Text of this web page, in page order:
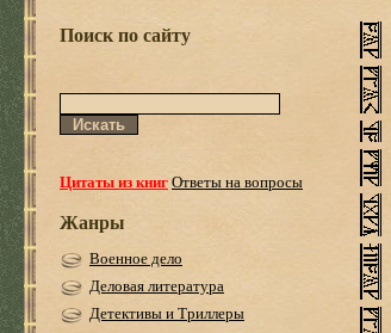
Поиск по сайту
Цитаты из книгОтветы на вопросы
Жанры
Военное дело
Деловая литература
Детективы и Триллеры